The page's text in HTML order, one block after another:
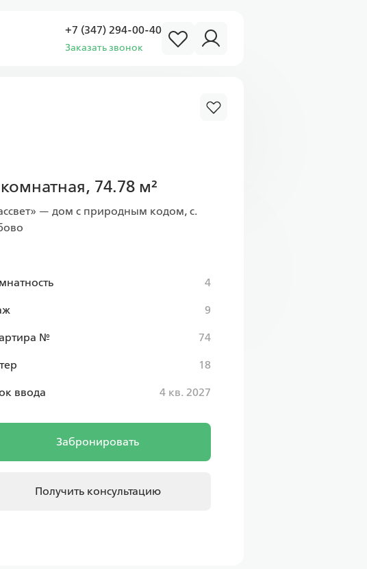
+7 (347) 294-00-40
Заказать звонок
74.78 м²
— дом с природным кодом, с.
4
9
№ 74
18
ввода 4 кв. 2027
Забронировать
Получить консультацию